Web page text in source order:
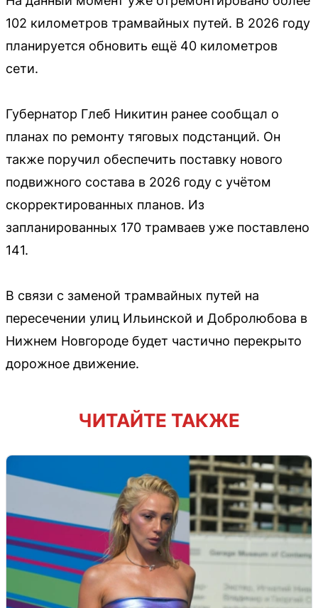
102 километров трамвайных путей. В 2026 году
планируется обновить ещё 40 километров
сети.
Губернатор Глеб Никитин ранее сообщал о
планах по ремонту тяговых подстанций. Он
также поручил обеспечить поставку нового
подвижного состава в 2026 году с учётом
скорректированных планов. Из
запланированных 170 трамваев уже поставлено
141.
В связи с заменой трамвайных путей на
пересечении улиц Ильинской и Добролюбова в
Нижнем Новгороде будет частично перекрыто
дорожное движение.
ЧИТАЙТЕ ТАКЖЕ